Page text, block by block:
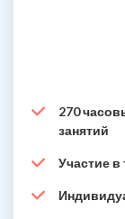
270
занятий
Участие в